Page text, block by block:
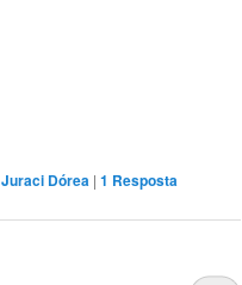
Juraci Dórea | 1 Resposta